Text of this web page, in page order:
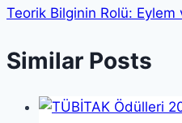
Teorik Bilginin Rolü: Eylem
Similar Posts